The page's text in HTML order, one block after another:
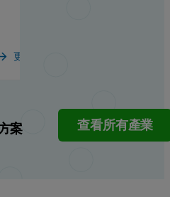
更多詳情
案 查看所有產業